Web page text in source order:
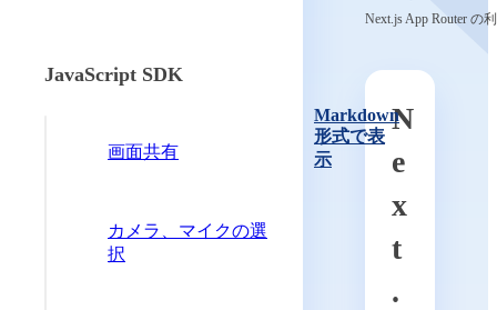
JavaScript SDK
画面共有
カメラ、マイクの選
択
Next.js App Router の
Markdown
形式で表
示
N
e
x
t
.